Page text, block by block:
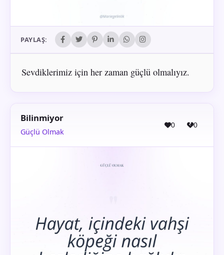
PAYLAŞ:
Sevdiklerimiz için her zaman güçlü olmalıyız.
Bilinmiyor
Güçlü Olmak
0 0